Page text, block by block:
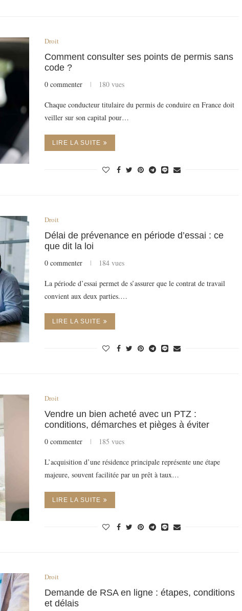
Droit
Comment consulter ses points de permis sans
code ?
0 commenter 180 vues
Chaque conducteur titulaire du permis de conduire en France doit
veiller sur son capital pour…
LIRE LA SUITE
Droit
Délai de prévenance en période d’essai : ce
que dit la loi
0 commenter 184 vues
La période d’essai permet de s’assurer que le contrat de travail
convient aux deux parties.…
LIRE LA SUITE
Droit
Vendre un bien acheté avec un PTZ :
conditions, démarches et pièges à éviter
0 commenter 185 vues
L’acquisition d’une résidence principale représente une étape
majeure, souvent facilitée par un prêt à taux…
LIRE LA SUITE
Droit
Demande de RSA en ligne : étapes, conditions
et délais